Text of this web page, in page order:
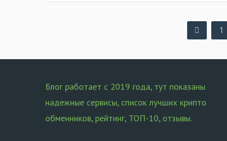
1
Блог работает с 2019 года, тут показаны
надежные сервисы, список лучших крипто
обменников, рейтинг, ТОП-10, отзывы.